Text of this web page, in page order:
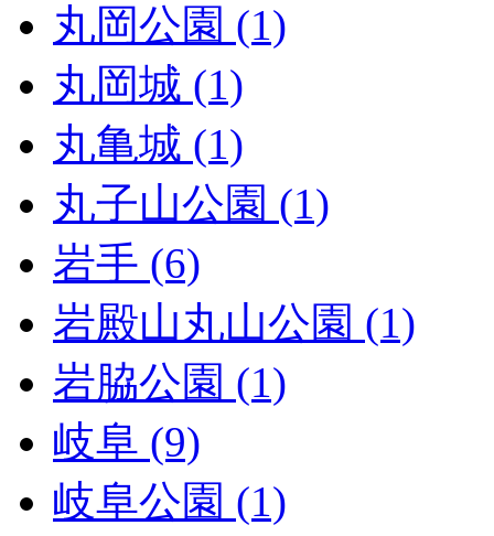
丸岡公園 (1)
丸岡城 (1)
丸亀城 (1)
丸子山公園 (1)
岩手 (6)
岩殿山丸山公園 (1)
岩脇公園 (1)
岐阜 (9)
岐阜公園 (1)